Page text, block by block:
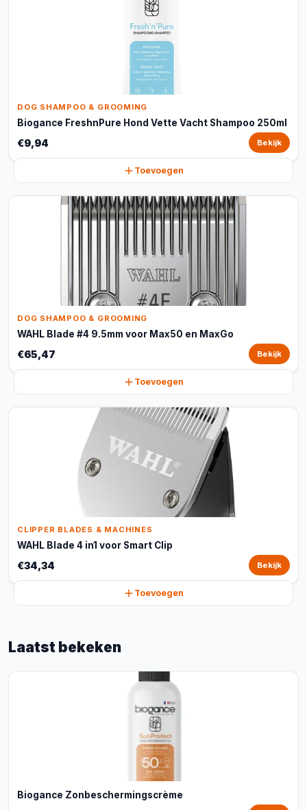
DOG SHAMPOO & GROOMING
Biogance FreshnPure Hond Vette Vacht Shampoo 250ml
€9,94 Bekijk
Toevoegen
DOG SHAMPOO & GROOMING
WAHL Blade #4 9.5mm voor Max50 en MaxGo
€65,47 Bekijk
Toevoegen
CLIPPER BLADES & MACHINES
WAHL Blade 4 in1 voor Smart Clip
€34,34 Bekijk
Toevoegen
Laatst bekeken
Biogance Zonbeschermingscrème